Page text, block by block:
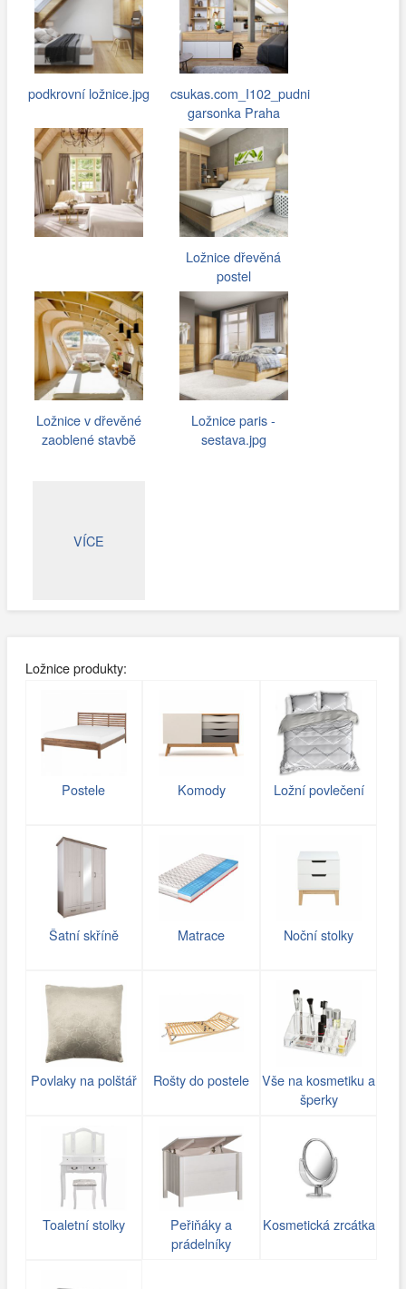
podkrovní ložnice.jpg
csukas.com_I102_pudni
garsonka Praha
005.jpg
Ložnice dřevěná
postel
Ložnice v dřevěné
zaoblené stavbě
Ložnice paris -
sestava.jpg
VÍCE
Ložnice produkty:
Postele Komody Ložní povlečení
Šatní skříně Matrace Noční stolky
Povlaky na polštář Rošty do postele
Vše na kosmetiku a
šperky
Toaletní stolky
Peřiňáky a
prádelníky
Kosmetická zrcátka